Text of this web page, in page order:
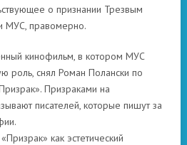
о признании Трезвым
МУС, правомерно.
кинофильм, в котором МУС
роль, снял Роман Полански по
Призраками на
писателей, которые пишут за
как эстетический